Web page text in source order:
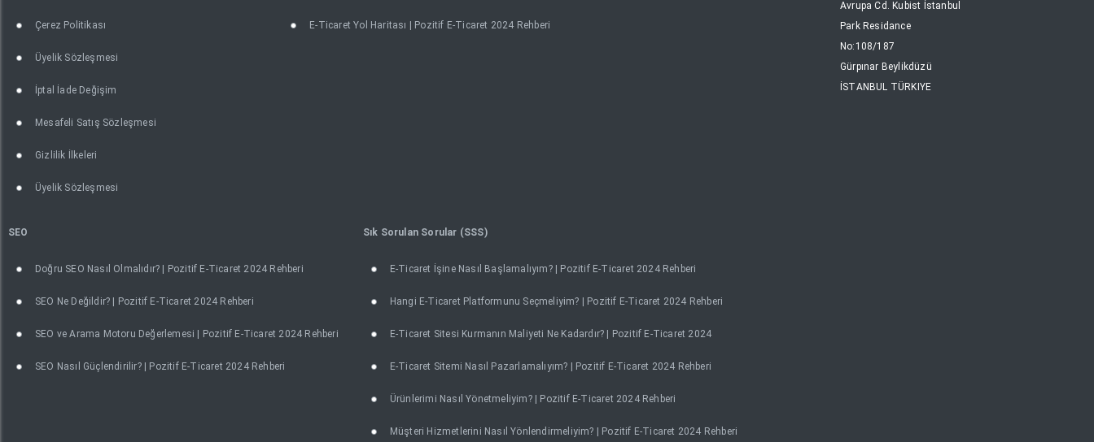
Çerez Politikası
Üyelik Sözleşmesi
İptal İade Değişim
Mesafeli Satış Sözleşmesi
Gizlilik İlkeleri
Üyelik Sözleşmesi
E-Ticaret Yol Haritası | Pozitif E-Ticaret 2024 Rehberi
SEO
Doğru SEO Nasıl Olmalıdır? | Pozitif E-Ticaret 2024 Rehberi
SEO Ne Değildir? | Pozitif E-Ticaret 2024 Rehberi
SEO ve Arama Motoru Değerlemesi | Pozitif E-Ticaret 2024 Rehberi
SEO Nasıl Güçlendirilir? | Pozitif E-Ticaret 2024 Rehberi
Sık Sorulan Sorular (SSS)
E-Ticaret İşine Nasıl Başlamalıyım? | Pozitif E-Ticaret 2024 Rehberi
Hangi E-Ticaret Platformunu Seçmeliyim? | Pozitif E-Ticaret 2024 Rehberi
E-Ticaret Sitesi Kurmanın Maliyeti Ne Kadardır? | Pozitif E-Ticaret 2024
E-Ticaret Sitemi Nasıl Pazarlamalıyım? | Pozitif E-Ticaret 2024 Rehberi
Ürünlerimi Nasıl Yönetmeliyim? | Pozitif E-Ticaret 2024 Rehberi
Müşteri Hizmetlerini Nasıl Yönlendirmeliyim? | Pozitif E-Ticaret 2024 Rehberi
Avrupa Cd. Kubist İstanbul
Park Residance
No:108/187
Gürpınar Beylikdüzü
İSTANBUL TÜRKIYE